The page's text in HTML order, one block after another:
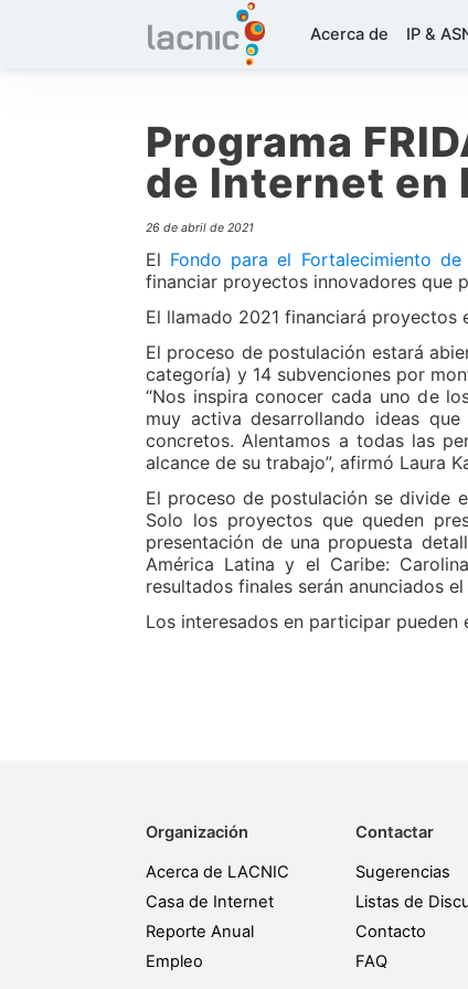
Acerca de IP &
Programa
de Internet en
26 de abril de 2021
El Fondo para el Fortalecimiento
financiar proyectos innovadores que
El llamado 2021 financiará
El proceso de postulación estará
categoría) y 14 subvenciones por
“Nos inspira conocer cada uno de
muy activa desarrollando ideas
concretos. Alentamos a todas las
alcance de su trabajo”, afirmó Laura
El proceso de postulación se divide
Solo los proyectos que queden
presentación de una propuesta
América Latina y el Caribe:
resultados finales serán anunciados
Los interesados en participar pueden
Organización
Acerca de LACNIC
Casa de Internet
Reporte Anual
Empleo
Contactar
Sugerencias
Listas de
Contacto
FAQ